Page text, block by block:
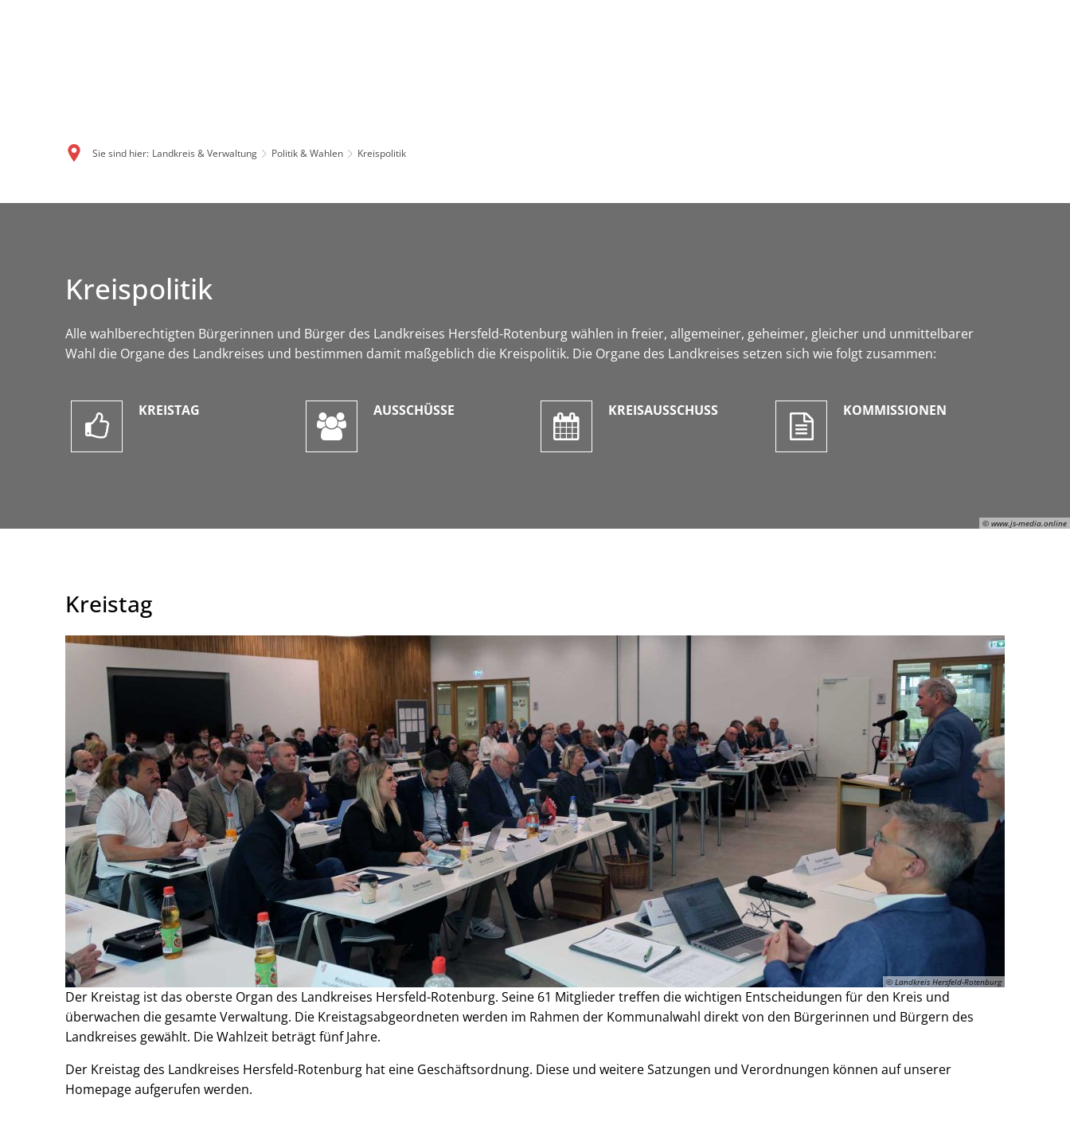
Sie sind hier: Landkreis & Verwaltung Politik & Wahlen Kreispolitik
© www.js-media.online
Kreispolitik
Alle wahlberechtigten Bürgerinnen und Bürger des Landkreises Hersfeld-Rotenburg wählen in freier, allgemeiner, geheimer, gleicher und unmittelbarer
Wahl die Organe des Landkreises und bestimmen damit maßgeblich die Kreispolitik. Die Organe des Landkreises setzen sich wie folgt zusammen:
KREISTAG AUSSCHÜSSE KREISAUSSCHUSS KOMMISSIONEN
Kreistag
© Landkreis Hersfeld-Rotenburg
Der Kreistag ist das oberste Organ des Landkreises Hersfeld-Rotenburg. Seine 61 Mitglieder treffen die wichtigen Entscheidungen für den Kreis und
überwachen die gesamte Verwaltung. Die Kreistagsabgeordneten werden im Rahmen der Kommunalwahl direkt von den Bürgerinnen und Bürgern des
Landkreises gewählt. Die Wahlzeit beträgt fünf Jahre.
Der Kreistag des Landkreises Hersfeld-Rotenburg hat eine Geschäftsordnung. Diese und weitere Satzungen und Verordnungen können auf unserer
Homepage aufgerufen werden.